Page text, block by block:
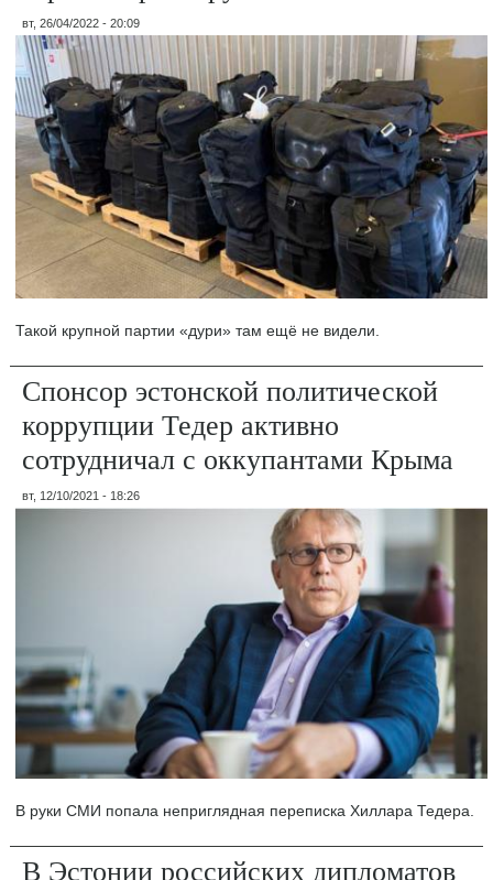
вт, 26/04/2022 - 20:09
Такой крупной партии «дури» там ещё не видели.
Спонсор эстонской политической
коррупции Тедер активно
сотрудничал с оккупантами Крыма
вт, 12/10/2021 - 18:26
В руки СМИ попала неприглядная переписка Хиллара Тедера.
В Эстонии российских дипломатов